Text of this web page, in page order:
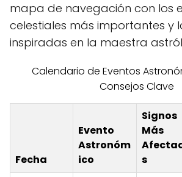
mapa de navegación con los
celestiales más importantes y
inspiradas en la maestra
Calendario de Eventos
Consejos Clave
Fecha
Evento
Astronóm
ico
Signos
Más
s